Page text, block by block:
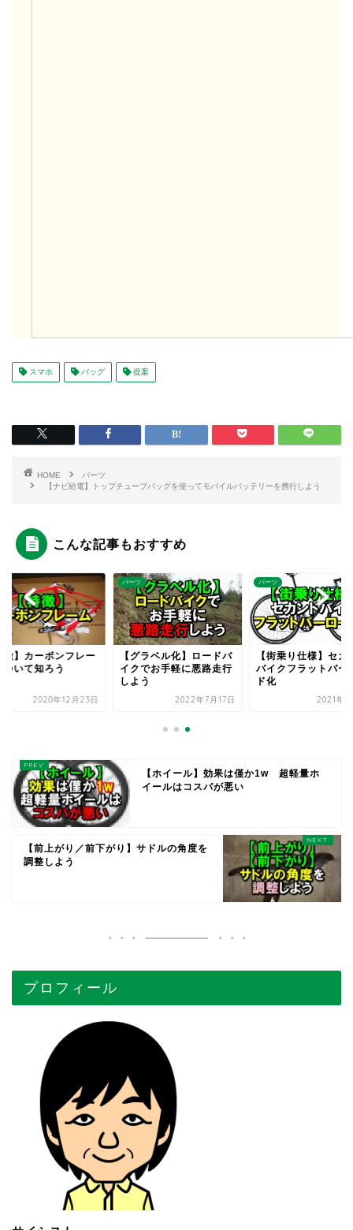
スマホ バッグ 提案
HOME
パーツ
【ナビ給電】トップチューブバッグを使ってモバイルバッテリーを携行しよう
こんな記事もおすすめ
徴】カーボンフレー
ついて知ろう
2020年12月23日
パーツ
【グラベル化】ロードバ
イクでお手軽に悪路走行
しよう
2022年7月17日
パーツ
【街乗り仕様】セカ
バイクフラットバー
ド化
2021年6
【ホイール】効果は僅か1w 超軽量ホ
イールはコスパが悪い
【前上がり／前下がり】サドルの角度を
調整しよう
プロフィール